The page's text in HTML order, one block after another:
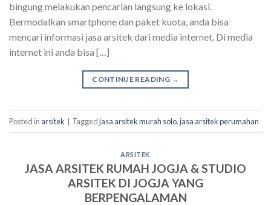
bingung melakukan pencarian langsung ke lokasi.
Bermodalkan smartphone dan paket kuota, anda bisa
mencari informasi jasa arsitek dari media internet. Di media
internet ini anda bisa […]
CONTINUE READING →
Posted in arsitek Taggedjasa arsitek murah solo,jasa arsitek perumahan
ARSITEK
JASA ARSITEK RUMAH JOGJA & STUDIO
ARSITEK DI JOGJA YANG
BERPENGALAMAN